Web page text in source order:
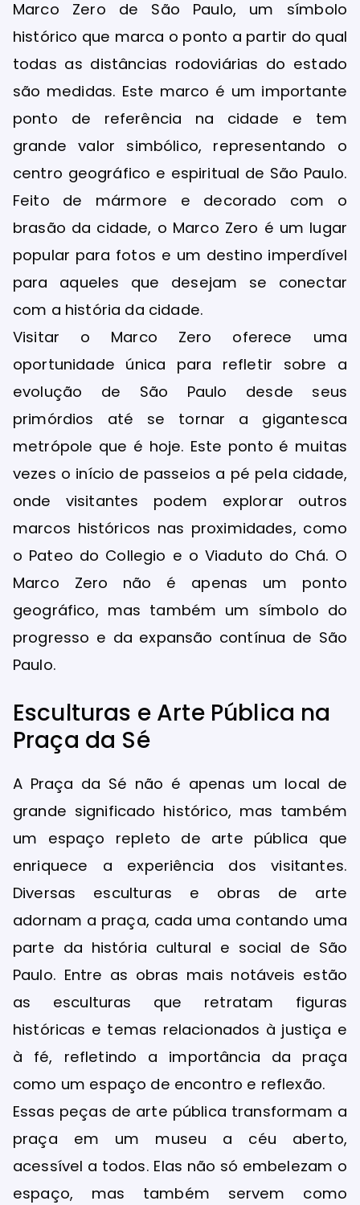
Marco Zero de São Paulo, um símbolo
histórico que marca o ponto a partir do qual
todas as distâncias rodoviárias do estado
são medidas. Este marco é um importante
ponto de referência na cidade e tem
grande valor simbólico, representando o
centro geográfico e espiritual de São Paulo.
Feito de mármore e decorado com o
brasão da cidade, o Marco Zero é um lugar
popular para fotos e um destino imperdível
para aqueles que desejam se conectar
com a história da cidade.
Visitar o Marco Zero oferece uma
oportunidade única para refletir sobre a
evolução de São Paulo desde seus
primórdios até se tornar a gigantesca
metrópole que é hoje. Este ponto é muitas
vezes o início de passeios a pé pela cidade,
onde visitantes podem explorar outros
marcos históricos nas proximidades, como
o Pateo do Collegio e o Viaduto do Chá. O
Marco Zero não é apenas um ponto
geográfico, mas também um símbolo do
progresso e da expansão contínua de São
Paulo.
Esculturas e Arte Pública na
Praça da Sé
A Praça da Sé não é apenas um local de
grande significado histórico, mas também
um espaço repleto de arte pública que
enriquece a experiência dos visitantes.
Diversas esculturas e obras de arte
adornam a praça, cada uma contando uma
parte da história cultural e social de São
Paulo. Entre as obras mais notáveis estão
as esculturas que retratam figuras
históricas e temas relacionados à justiça e
à fé, refletindo a importância da praça
como um espaço de encontro e reflexão.
Essas peças de arte pública transformam a
praça em um museu a céu aberto,
acessível a todos. Elas não só embelezam o
espaço, mas também servem como